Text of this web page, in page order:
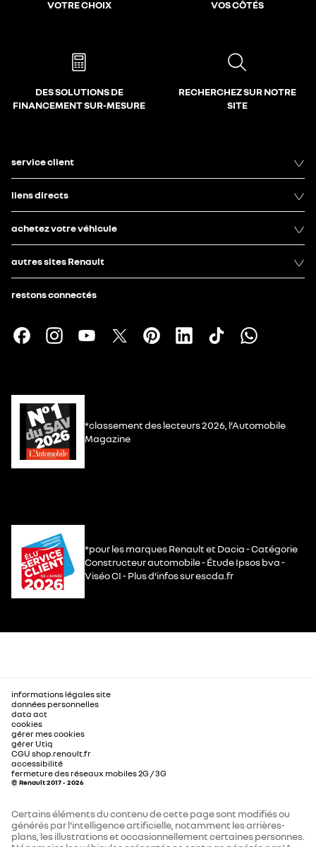
VOTRE CHOIX
VOS CÔTÉS
DES SOLUTIONS DE
FINANCEMENT SUR-MESURE
RECHERCHEZ SUR NOTRE
SITE
service client
liens directs
achetez votre véhicule
autres sites Renault
restons connectés
*classement des lecteurs 2026, l’Automobile
Magazine
*pour les marques Renault et Dacia - Catégorie
Constructeur automobile - Étude Ipsos bva -
Viséo CI - Plus d’infos sur escda.fr
informations légales site
données personnelles
data act
cookies
gérer mes cookies
gérer Utiq
CGU shop.renault.fr
accessibilité
fermeture des réseaux mobiles 2G / 3G
© Renault 2017 - 2026
Certains éléments du contenu de cette page sont modifiés ou
générés par l'intelligence artificielle, notamment les arrières-
plans, les illustrations et occasionnellement certaines personnes.